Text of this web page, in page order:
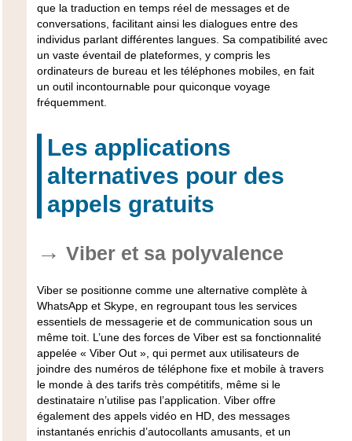
que la traduction en temps réel de messages et de
conversations, facilitant ainsi les dialogues entre des
individus parlant différentes langues. Sa compatibilité avec
un vaste éventail de plateformes, y compris les
ordinateurs de bureau et les téléphones mobiles, en fait
un outil incontournable pour quiconque voyage
fréquemment.
Les applications
alternatives pour des
appels gratuits
Viber et sa polyvalence
Viber se positionne comme une alternative complète à
WhatsApp et Skype, en regroupant tous les services
essentiels de messagerie et de communication sous un
même toit. L’une des forces de Viber est sa fonctionnalité
appelée « Viber Out », qui permet aux utilisateurs de
joindre des numéros de téléphone fixe et mobile à travers
le monde à des tarifs très compétitifs, même si le
destinataire n’utilise pas l’application. Viber offre
également des appels vidéo en HD, des messages
instantanés enrichis d’autocollants amusants, et un